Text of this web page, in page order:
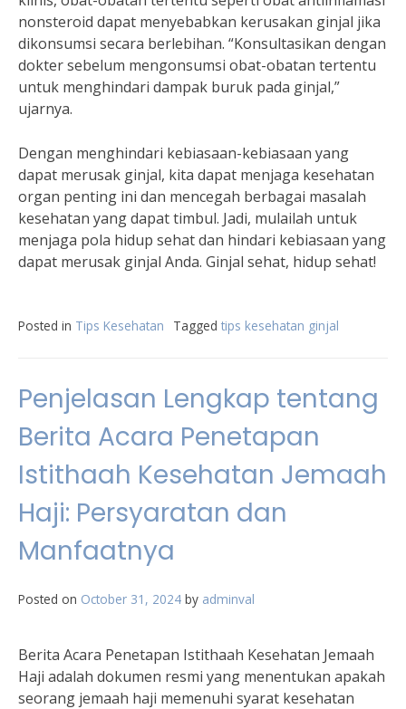
nonsteroid dapat menyebabkan kerusakan ginjal jika
dikonsumsi secara berlebihan. “Konsultasikan dengan
dokter sebelum mengonsumsi obat-obatan tertentu
untuk menghindari dampak buruk pada ginjal,”
ujarnya.
Dengan menghindari kebiasaan-kebiasaan yang
dapat merusak ginjal, kita dapat menjaga kesehatan
organ penting ini dan mencegah berbagai masalah
kesehatan yang dapat timbul. Jadi, mulailah untuk
menjaga pola hidup sehat dan hindari kebiasaan yang
dapat merusak ginjal Anda. Ginjal sehat, hidup sehat!
Posted in Tips Kesehatan Tagged tips kesehatan ginjal
Penjelasan Lengkap tentang
Berita Acara Penetapan
Istithaah Kesehatan Jemaah
Haji: Persyaratan dan
Manfaatnya
Posted on October 31, 2024 by adminval
Berita Acara Penetapan Istithaah Kesehatan Jemaah
Haji adalah dokumen resmi yang menentukan apakah
seorang jemaah haji memenuhi syarat kesehatan